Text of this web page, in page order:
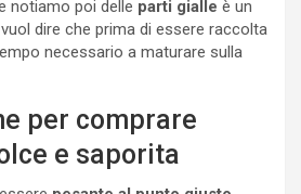
notiamo poi delle parti gialle è un
dire che prima di essere raccolta
necessario a maturare sulla
per comprare
e saporita